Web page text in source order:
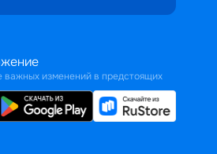
важных изменений в предстоящих